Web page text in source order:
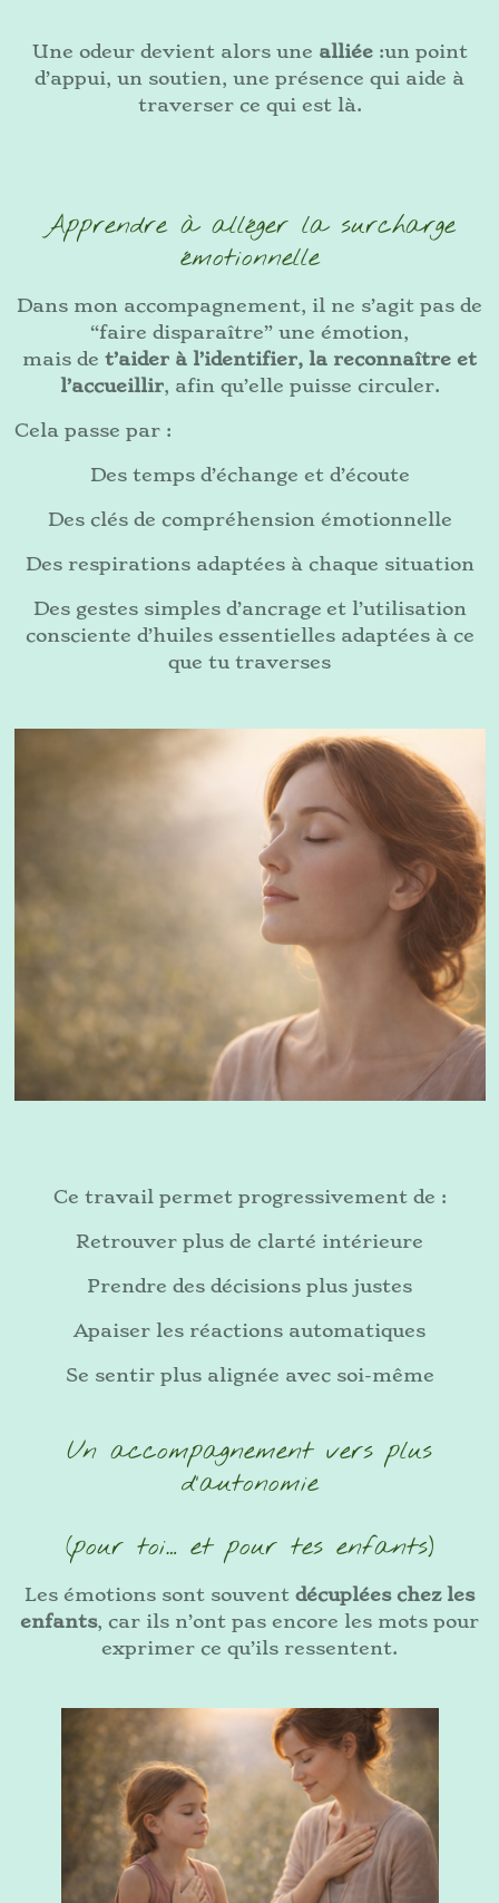
Une odeur devient alors une alliée:un point
d’appui, un soutien, une présence qui aide à
traverser ce qui est là.
Apprendre à alléger la surcharge
émotionnelle
Dans mon accompagnement, il ne s’agit pas de
“faire disparaître” une émotion,
mais de t’aider à l’identifier, la reconnaître et
l’accueillir, afin qu’elle puisse circuler.
Cela passe par :
Des temps d’échange et d’écoute
Des clés de compréhension émotionnelle
Des respirations adaptées à chaque situation
Des gestes simples d’ancrage et l’utilisation
consciente d’huiles essentielles adaptées à ce
que tu traverses
Ce travail permet progressivement de :
Retrouver plus de clarté intérieure
Prendre des décisions plus justes
Apaiser les réactions automatiques
Se sentir plus alignée avec soi-même
Un accompagnement vers plus
d’autonomie
(pour toi… et pour tes enfants)
Les émotions sont souvent décuplées chez les
enfants, car ils n’ont pas encore les mots pour
exprimer ce qu’ils ressentent.